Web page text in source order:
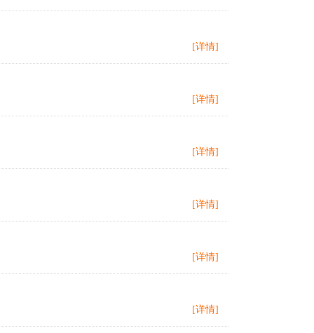
[详情]
[详情]
[详情]
[详情]
[详情]
[详情]